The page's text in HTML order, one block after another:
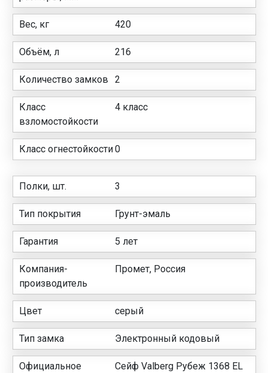
Вес, кг 420
Объём, л 216
Количество замков 2
Класс
взломостойкости
4 класс
Класс огнестойкости0
Полки, шт. 3
Тип покрытия Грунт-эмаль
Гарантия 5 лет
Компания-
производитель
Промет, Россия
Цвет серый
Тип замка Электронный кодовый
Официальное Сейф Valberg Рубеж 1368 EL